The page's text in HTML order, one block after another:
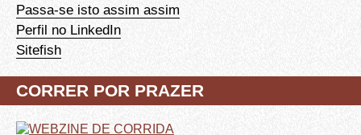
Passa-se isto assim assim
Perfil no LinkedIn
Sitefish
CORRER POR PRAZER